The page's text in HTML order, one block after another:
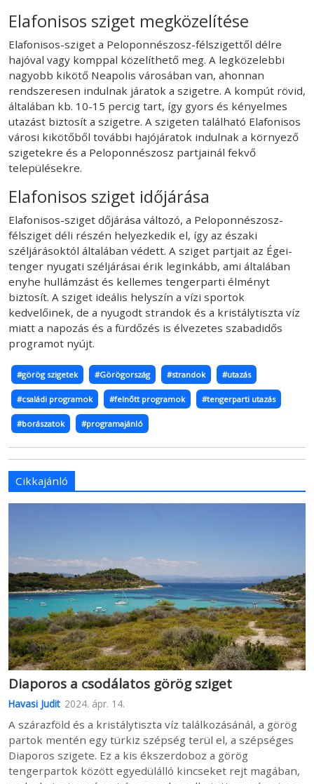
Elafonisos sziget megközelítése
Elafonisos-sziget a Peloponnészosz-félszigettől délre
hajóval vagy komppal közelíthető meg. A legközelebbi
nagyobb kikötő Neapolis városában van, ahonnan
rendszeresen indulnak járatok a szigetre. A kompút rövid,
általában kb. 10-15 percig tart, így gyors és kényelmes
utazást biztosít a szigetre. A szigeten található Elafonisos
városi kikötőből további hajójáratok indulnak a környező
szigetekre és a Peloponnészosz partjainál fekvő
településekre.
Elafonisos sziget időjárása
Elafonisos-sziget dőjárása változó, a Peloponnészosz-
félsziget déli részén helyezkedik el, így az északi
széljárásoktól általában védett. A sziget partjait az Égei-
tenger nyugati széljárásai érik leginkább, ami általában
enyhe hullámzást és kellemes tengerparti élményt
biztosít. A sziget ideális helyszín a vízi sportok
kedvelőinek, de a nyugodt strandok és a kristálytiszta víz
miatt a napozás és a fürdőzés is élvezetes szabadidős
programot nyújt.
#görög szigetek #Görögország #strandok #utazás
#családi programok #felnőtt programok #tengerparti utazás
#borászatok #programajánló
Cikkajánló
Diaporos a csodálatos görög sziget
Havasi Judit 2024. ápr. 14.
A szárazföld és a kristálytiszta víz találkozásánál, a görög
partok mentén egy türkiz szépség terül el, a szépséges
Diaporos szigete. Ez a kis ékszerdoboz a görög
tengerpartok között egyedülálló kincseket rejt magában,